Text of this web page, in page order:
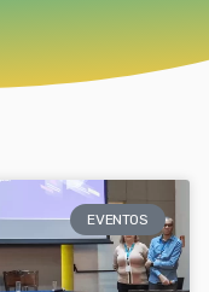
EVENTOS